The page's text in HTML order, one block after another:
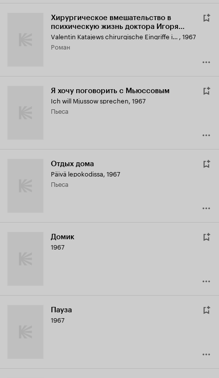
Хирургическое вмешательство в
психическую жизнь доктора Игоря
Игоревича
Valentin Katajews chirurgische Eingriffe in das Seelenleben des Dr. Igor Igorowitsch , 1967
роман
Я хочу поговорить с Мьюссовым
Ich will Mjussow sprechen, 1967
пьеса
Отдых дома
Päivä lepokodissa, 1967
пьеса
Домик
1967
Пауза
1967